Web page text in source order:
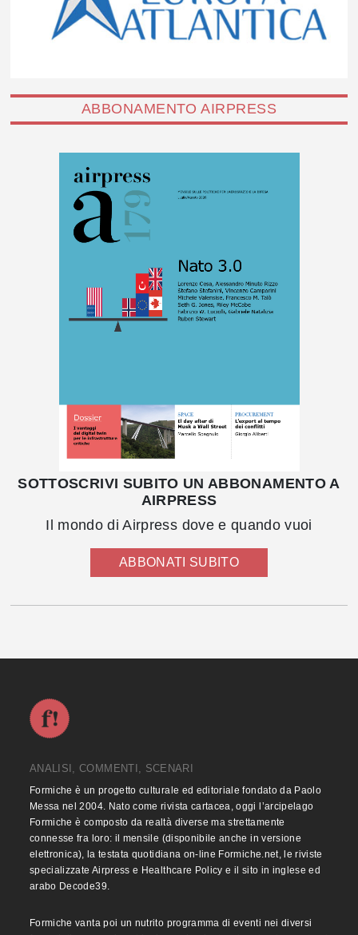
ABBONAMENTO AIRPRESS
SOTTOSCRIVI SUBITO UN ABBONAMENTO A
AIRPRESS
Il mondo di Airpress dove e quando vuoi
ABBONATI SUBITO
ANALISI, COMMENTI, SCENARI
Formiche è un progetto culturale ed editoriale fondato da Paolo
Messa nel 2004. Nato come rivista cartacea, oggi l’arcipelago
Formiche è composto da realtà diverse ma strettamente
connesse fra loro: il mensile (disponibile anche in versione
elettronica), la testata quotidiana on-line Formiche.net, le riviste
specializzate Airpress e Healthcare Policy e il sito in inglese ed
arabo Decode39.
Formiche vanta poi un nutrito programma di eventi nei diversi